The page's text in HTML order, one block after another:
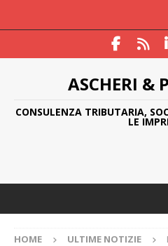
ASCHERI &
CONSULENZA TRIBUTARIA,
LE
HOME ULTIME NOTIZIE